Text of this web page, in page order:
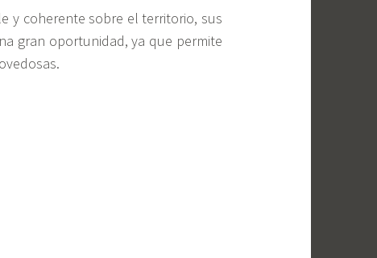
y coherente sobre el territorio, sus
gran oportunidad, ya que permite